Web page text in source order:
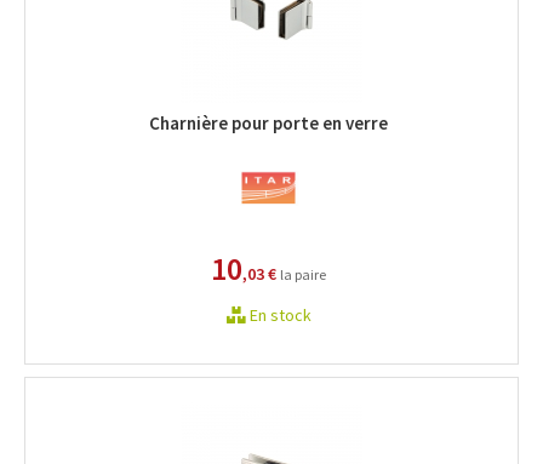
Charnière pour porte en verre
10,03 € la paire
En stock